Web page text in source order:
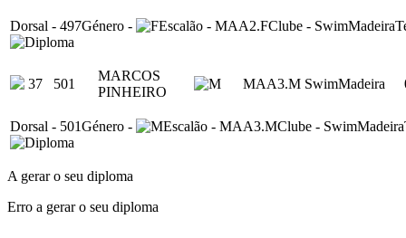
Dorsal - 497Género - Escalão - MAA2.FClube - SwimMadeira
37 501
MARCOS
PINHEIRO
MAA3.M SwimMadeira
Dorsal - 501Género - Escalão - MAA3.MClube - SwimMadeira
A gerar o seu diploma
Erro a gerar o seu diploma